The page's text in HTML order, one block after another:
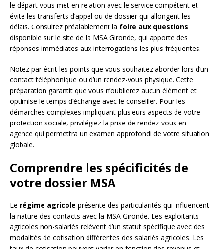
le départ vous met en relation avec le service compétent et
évite les transferts d’appel ou de dossier qui allongent les
délais. Consultez préalablement la foire aux questions
disponible sur le site de la MSA Gironde, qui apporte des
réponses immédiates aux interrogations les plus fréquentes.
Notez par écrit les points que vous souhaitez aborder lors d’un
contact téléphonique ou d’un rendez-vous physique. Cette
préparation garantit que vous n’oublierez aucun élément et
optimise le temps d’échange avec le conseiller. Pour les
démarches complexes impliquant plusieurs aspects de votre
protection sociale, privilégiez la prise de rendez-vous en
agence qui permettra un examen approfondi de votre situation
globale.
Comprendre les spécificités de
votre dossier MSA
Le régime agricole présente des particularités qui influencent
la nature des contacts avec la MSA Gironde. Les exploitants
agricoles non-salariés relèvent d’un statut spécifique avec des
modalités de cotisation différentes des salariés agricoles. Les